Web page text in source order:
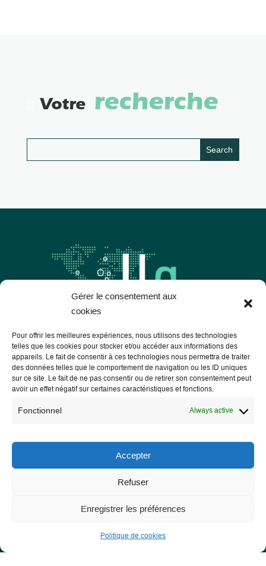
Gérer le consentement aux
cookies
Pour offrir les meilleures expériences, nous utilisons des technologies
telles que les cookies pour stocker et/ou accéder aux informations des
appareils. Le fait de consentir à ces technologies nous permettra de traiter
des données telles que le comportement de navigation ou les ID uniques
sur ce site. Le fait de ne pas consentir ou de retirer son consentement peut
avoir un effet négatif sur certaines caractéristiques et fonctions.
Fonctionnel Always active
Accepter
Refuser
Enregistrer les préférences
Politique de cookies
Votrerecherche
Les Libres Géographes
28 rue Hoche